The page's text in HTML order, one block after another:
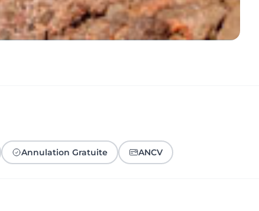
Annulation Gratuite ANCV